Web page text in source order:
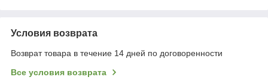
Условия возврата
Возврат товара в течение 14 дней по договоренности
Все условия возврата